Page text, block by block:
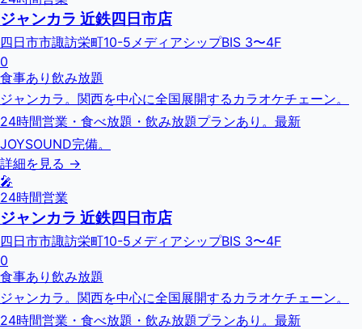
ジャンカラ 近鉄四日市店
四日市市諏訪栄町10-5メディアシップBIS 3〜4F
0
食事あり 飲み放題
ジャンカラ。関西を中心に全国展開するカラオケチェーン。
24時間営業・食べ放題・飲み放題プランあり。最新
JOYSOUND完備。
詳細を見る →
🎤
24時間営業
ジャンカラ 近鉄四日市店
四日市市諏訪栄町10-5メディアシップBIS 3〜4F
0
食事あり 飲み放題
ジャンカラ。関西を中心に全国展開するカラオケチェーン。
24時間営業・食べ放題・飲み放題プランあり。最新